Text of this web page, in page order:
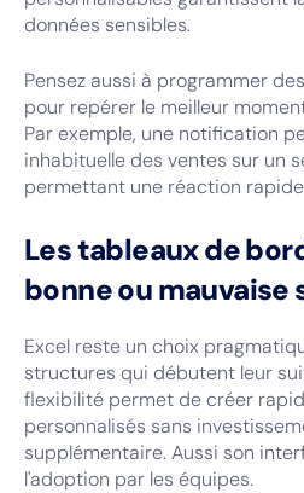
données sensibles.
Pensez aussi à programmer
pour repérer le meilleur
Par exemple, une notification
inhabituelle des ventes sur un
permettant une réaction
Les tableaux de
bonne ou mauvaise
Excel reste un choix
structures qui débutent leur
flexibilité permet de créer
personnalisés sans
supplémentaire. Aussi son
l'adoption par les équipes.